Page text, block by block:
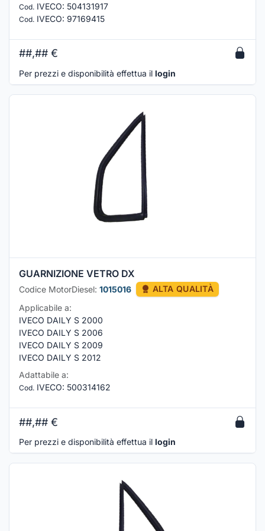
Cod. IVECO: 504131917
Cod. IVECO: 97169415
##,## €
Per prezzi e disponibilità effettua il login
GUARNIZIONE VETRO DX
Codice MotorDiesel: 1015016
ALTA QUALITÀ
Applicabile a:
IVECO DAILY S 2000
IVECO DAILY S 2006
IVECO DAILY S 2009
IVECO DAILY S 2012
Adattabile a:
Cod. IVECO: 500314162
##,## €
Per prezzi e disponibilità effettua il login